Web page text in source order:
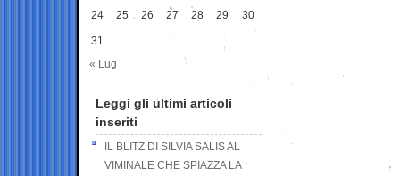
24 25 26 27 28 29 30
31
« Lug
Leggi gli ultimi articoli
inseriti
IL BLITZ DI SILVIA SALIS AL
VIMINALE CHE SPIAZZA LA